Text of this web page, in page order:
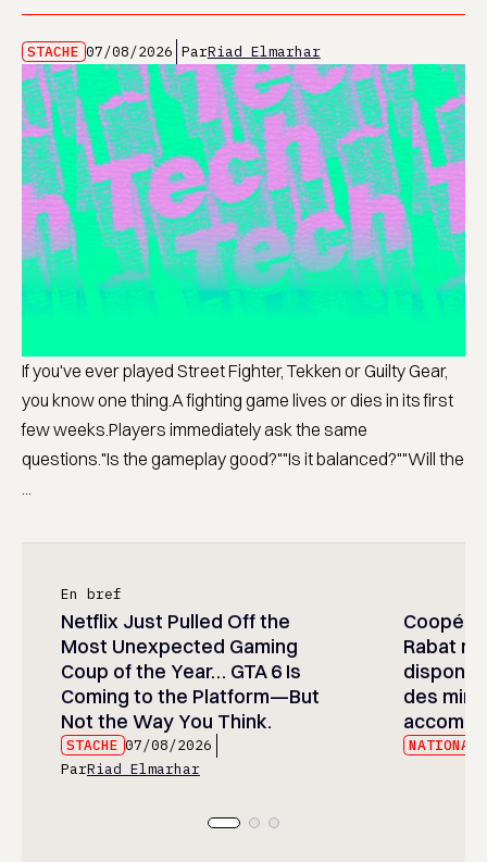
STACHE 07/08/2026 ParRiad Elmarhar
If you've ever played Street Fighter, Tekken or Guilty Gear,
you know one thing.A fighting game lives or dies in its first
few weeks.Players immediately ask the same
questions."Is the gameplay good?""Is it balanced?""Will the
En bref
Netflix Just Pulled Off the
Most Unexpected Gaming
Coup of the Year… GTA 6 Is
Coming to the Platform—But
Not the Way You Think.
STACHE 07/08/2026
ParRiad Elmarhar
Rabat
des
NATIONAL